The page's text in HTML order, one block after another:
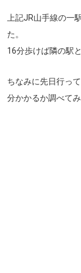
上記JR山手線の一
た。
16分歩けば隣の駅
ちなみに先日行っ
分かかるか調べてみ